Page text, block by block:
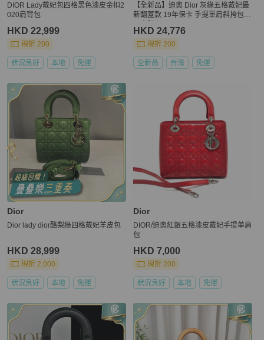
DIOR Lady戴妃包四格黑色漆皮金扣2
020肩背包
HKD 22,999
現折 200
狀況良好 本地 免運
【全新品】迪奧 Dior 灰綠五格戴妃最
新翻蓋款 19年保卡 手提單肩斜挎包
HKD 24,776
現折 200
全新品 台灣 免運
Dior
Dior lady dior酪梨綠四格戴妃羊皮包
HKD 28,999
現折 2,000
狀況良好 本地 免運
Dior
DIOR/迪奧紅銀五格漆皮戴妃手提单肩
包
HKD 7,000
現折 200
狀況良好 本地 免運